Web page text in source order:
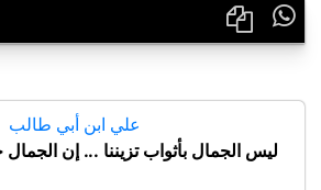

علي ابن أبي طالب
ليس الجمال بأثواب تزيننا ... إن